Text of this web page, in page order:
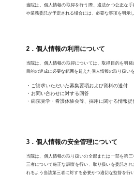
当院は、個人情報の取得を行う際、適法かつ公正な
や業務委託が予定される場合には、必要な事項を明示
2．個人情報の利用について
当院は、個人情報の取得については、取得目的を明
目的の達成に必要な範囲を超えた個人情報の取り扱い
ご請求いただいた募集要項および資料の送付
お問い合わせに対する回答
病院見学・看護体験会等、採用に関する情報提
3．個人情報の安全管理について
当院は、個人情報の取り扱いの全部または一部を第
三者について厳正な調査を行い、取り扱いを委託さ
れるよう当該第三者に対する必要かつ適切な監督を行い